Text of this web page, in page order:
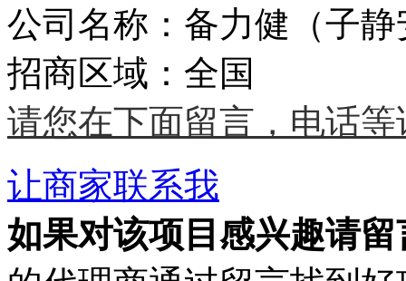
公司名称：备力健（子静
招商区域：全国
请您在下面留言，电话
让商家联系我
如果对该项目感兴趣请留